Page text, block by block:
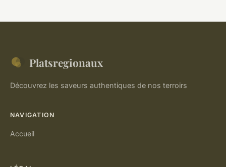
Platsregionaux
Découvrez les saveurs authentiques de nos terroirs
NAVIGATION
Accueil